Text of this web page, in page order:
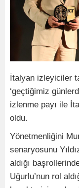
İtalyan izleyiciler
‘geçtiğimiz
izlenme payı ile
oldu.
Yönetmenliğini
senaryosunu
aldığı
Uğurlu’nun rol